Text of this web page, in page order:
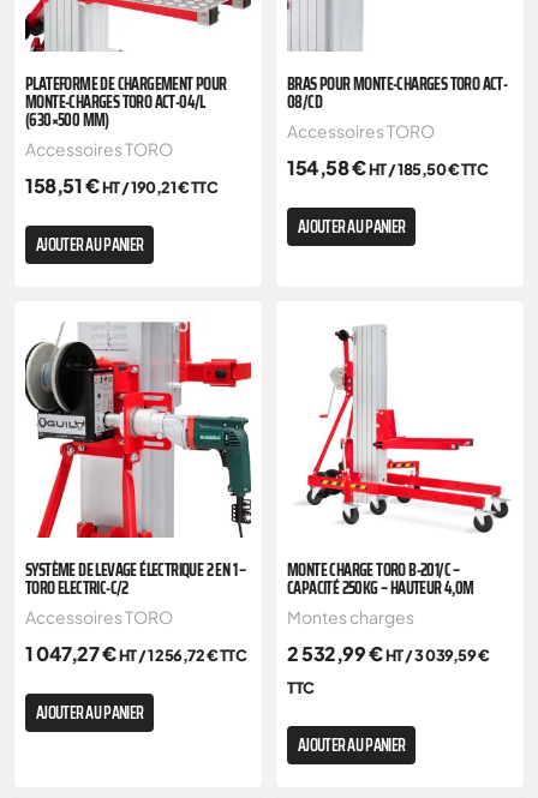
PLATEFORME DE CHARGEMENT POUR
MONTE-CHARGES TORO ACT-04/L
(630×500 MM)
Accessoires TORO
158,51€HT /190,21€TTC
AJOUTER AU PANIER
BRAS POUR MONTE-CHARGES TORO ACT-
08/CD
Accessoires TORO
154,58€HT /185,50€TTC
AJOUTER AU PANIER
SYSTÈME DE LEVAGE ÉLECTRIQUE 2 EN 1 –
TORO ELECTRIC-C/2
Accessoires TORO
1 047,27€HT /1 256,72€TTC
AJOUTER AU PANIER
MONTE CHARGE TORO B-201/C –
CAPACITÉ 250KG – HAUTEUR 4,0M
Montes charges
2 532,99€HT /3 039,59€
TTC
AJOUTER AU PANIER